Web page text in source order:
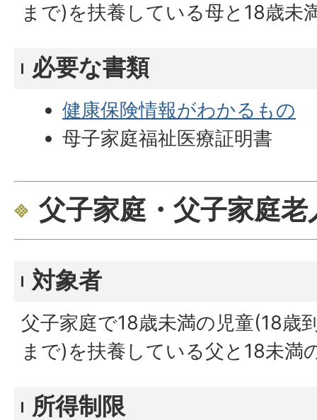
まで)を扶養している母と18歳未
必要な書類
健康保険情報がわかるもの
母子家庭福祉医療証明書
父子家庭・父子家庭老
対象者
父子家庭で18歳未満の児童(18歳
まで)を扶養している父と18未満
所得制限